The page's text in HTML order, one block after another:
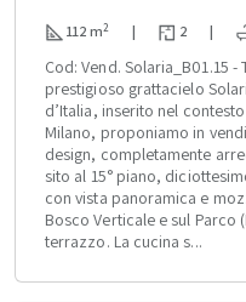
112 m2 | 2 |
Cod: Vend. Solaria_B01.15
prestigioso grattacielo
d’Italia, inserito nel
Milano, proponiamo in
design, completamente
sito al 15° piano,
con vista panoramica e
Bosco Verticale e sul Parco
terrazzo. La cucina s...